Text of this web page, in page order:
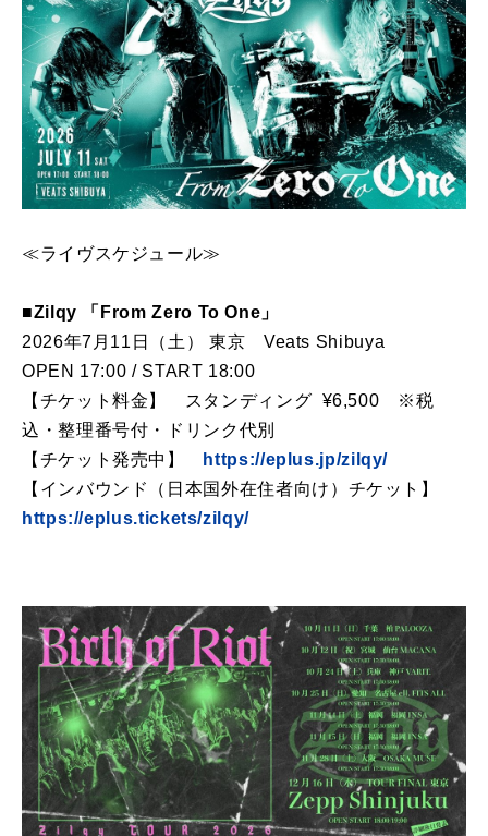
≪ライヴスケジュール≫
■Zilqy 「From Zero To One」
2026年7月11日（土） 東京 Veats Shibuya
OPEN 17:00 / START 18:00
【チケット料金】 スタンディング ¥6,500 ※税
込・整理番号付・ドリンク代別
【チケット発売中】
https://eplus.jp/zilqy/
【インバウンド（日本国外在住者向け）チケット】
https://eplus.tickets/zilqy/